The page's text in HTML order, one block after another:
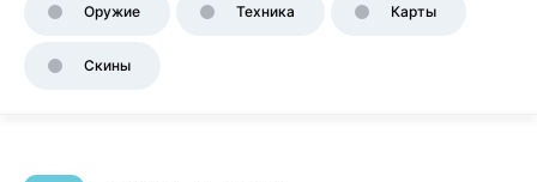
Оружие Техника Карты
Скины